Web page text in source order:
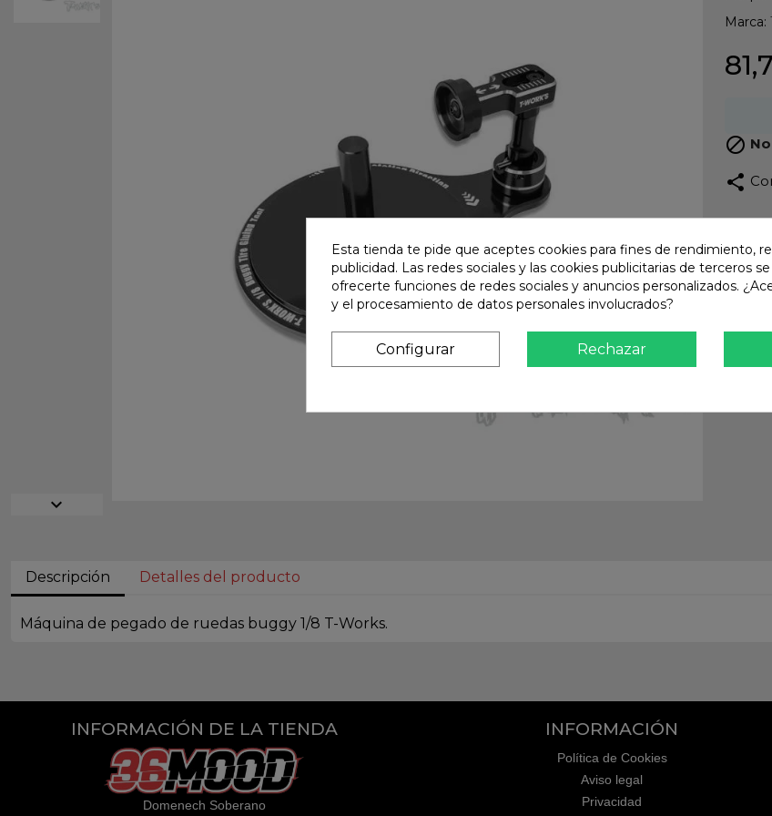
expand_more
Marca:

share
Descripción Detalles del producto
Máquina de pegado de ruedas buggy 1/8 T-Works.
INFORMACIÓN DE LA TIENDA
Domenech Soberano
INFORMACIÓN
Política de Cookies
Aviso legal
Privacidad
Esta tienda te pide que aceptes cookies para fines de rendimiento,
publicidad. Las redes sociales y las cookies publicitarias de terceros
ofrecerte funciones de redes sociales y anuncios personalizados.
y el procesamiento de datos personales involucrados?
Configurar Rechazar